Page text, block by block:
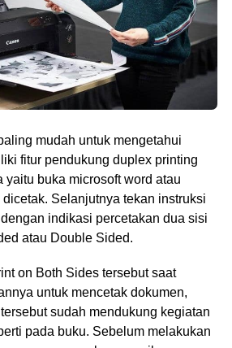
mudah untuk mengetahui
fitur pendukung duplex printing
yaitu buka microsoft word atau
Selanjutnya tekan instruksi
indikasi percetakan dua sisi
atau Double Sided.
on Both Sides tersebut saat
untuk mencetak dokumen,
sudah mendukung kegiatan
pada buku. Sebelum melakukan